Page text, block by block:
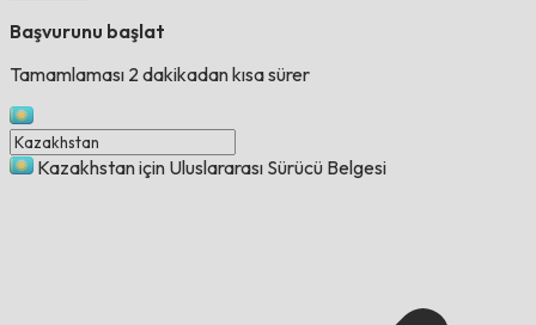
Başvurunu başlat
Tamamlaması 2 dakikadan kısa sürer
Kazakhstan için Uluslararası Sürücü Belgesi